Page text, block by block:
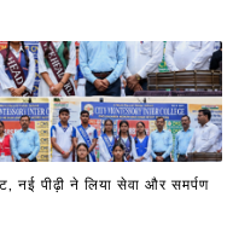
नई पीढ़ी ने लिया सेवा और समर्पण